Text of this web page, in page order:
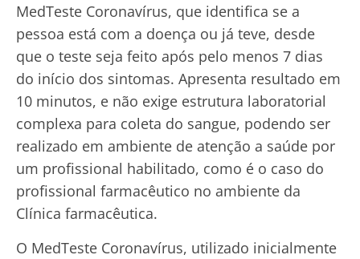
MedTeste Coronavírus, que identifica se a
pessoa está com a doença ou já teve, desde
que o teste seja feito após pelo menos 7 dias
do início dos sintomas. Apresenta resultado em
10 minutos, e não exige estrutura laboratorial
complexa para coleta do sangue, podendo ser
realizado em ambiente de atenção a saúde por
um profissional habilitado, como é o caso do
profissional farmacêutico no ambiente da
Clínica farmacêutica.
O MedTeste Coronavírus, utilizado inicialmente